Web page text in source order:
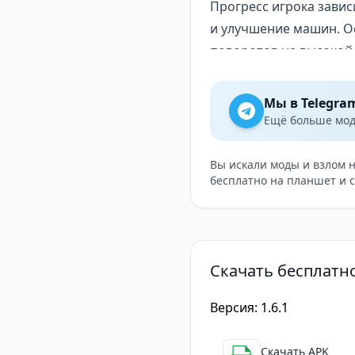
Прогресс игрока
и улучшение машин.
поворотов на
более мощных
Для кого подойдет
Эта игра понравится
симуляторы. Она
скорость, зрелищные
Rush: Xtreme— это
Мы в
Ещё больше
Вы искали моды и взлом
бесплатно на планшет и
Скачать
Версия: 1.6.1
Скачать APK